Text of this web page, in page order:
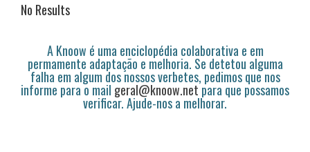
No Results
A Knoow é uma enciclopédia colaborativa e em
permamente adaptação e melhoria. Se detetou alguma
falha em algum dos nossos verbetes, pedimos que nos
informe para o mail geral@knoow.netpara que possamos
verificar. Ajude-nos a melhorar.